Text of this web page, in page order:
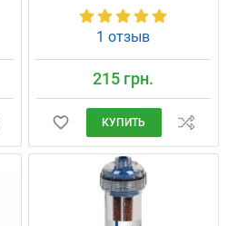
1 отзыв
215 грн.
КУПИТЬ